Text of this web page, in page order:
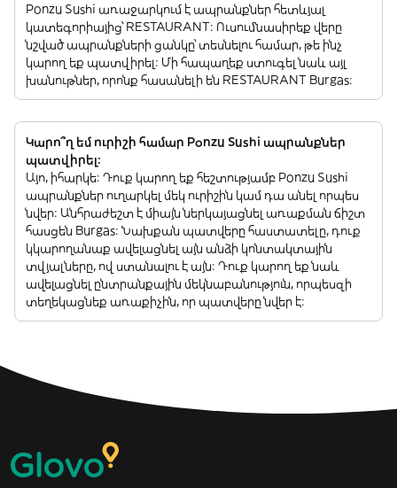
Ponzu Sushi առաջարկում է ապրանքներ հետևյալ
կատեգորիայից՝ RESTAURANT: Ուսումնասիրեք վերը
նշված ապրանքների ցանկը՝ տեսնելու համար, թե ինչ
կարող եք պատվիրել: Մի հապաղեք ստուգել նաև այլ
խանութներ, որոնք հասանելի են RESTAURANT Burgas:
Կարո՞ղ եմ ուրիշի համար Ponzu Sushi ապրանքներ
պատվիրել:
Այո, իհարկե: Դուք կարող եք հեշտությամբ Ponzu Sushi
ապրանքներ ուղարկել մեկ ուրիշին կամ դա անել որպես
նվեր: Անհրաժեշտ է միայն ներկայացնել առաքման ճիշտ
հասցեն Burgas: Նախքան պատվերը հաստատելը, դուք
կկարողանաք ավելացնել այն անձի կոնտակտային
տվյալները, ով ստանալու է այն: Դուք կարող եք նաև
ավելացնել ընտրանքային մեկնաբանություն, որպեսզի
տեղեկացնեք առաքիչին, որ պատվերը նվեր է: